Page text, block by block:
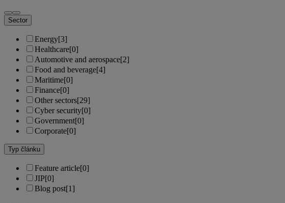
Sector
Energy[3]
Healthcare[0]
Automotive and aerospace[2]
Food and beverage[4]
Maritime[0]
Finance[0]
Other sectors[29]
Cyber security[0]
Government[0]
Corporate[0]
Typ článku
Feature article[0]
JIP[0]
Blog post[1]